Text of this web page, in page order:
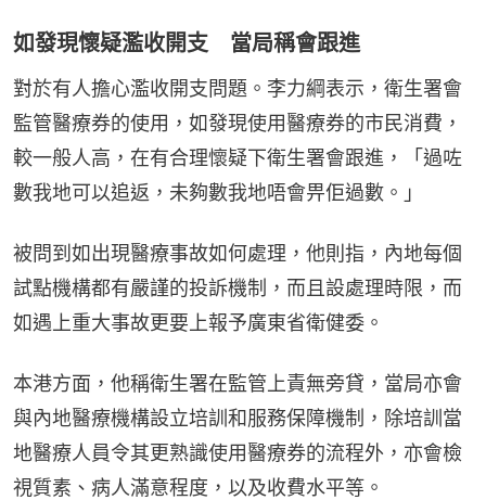
如發現懷疑濫收開支 當局稱會跟進
對於有人擔心濫收開支問題。李力綱表示，衛生署會
監管醫療券的使用，如發現使用醫療券的市民消費，
較一般人高，在有合理懷疑下衛生署會跟進，「過咗
數我地可以追返，未夠數我地唔會畀佢過數。」
被問到如出現醫療事故如何處理，他則指，內地每個
試點機構都有嚴謹的投訴機制，而且設處理時限，而
如遇上重大事故更要上報予廣東省衛健委。
本港方面，他稱衛生署在監管上責無旁貸，當局亦會
與內地醫療機構設立培訓和服務保障機制，除培訓當
地醫療人員令其更熟識使用醫療券的流程外，亦會檢
視質素、病人滿意程度，以及收費水平等。